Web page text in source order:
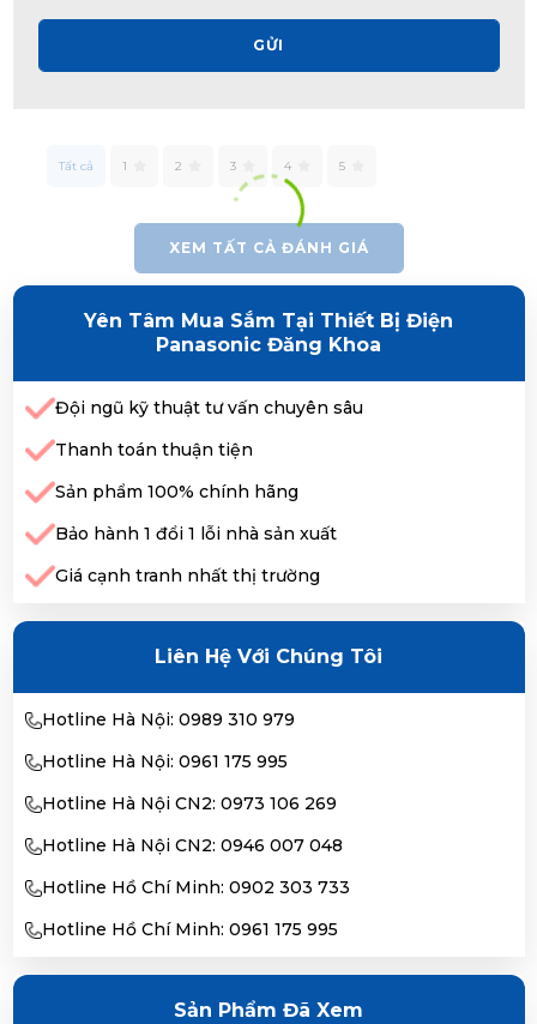
GỬI
Tất cả 1 2 3 4 5
XEM TẤT CẢ ĐÁNH GIÁ
Yên Tâm Mua Sắm Tại Thiết Bị Điện
Panasonic Đăng Khoa
Đội ngũ kỹ thuật tư vấn chuyên sâu
Thanh toán thuận tiện
Sản phẩm 100% chính hãng
Bảo hành 1 đổi 1 lỗi nhà sản xuất
Giá cạnh tranh nhất thị trường
Liên Hệ Với Chúng Tôi
Hotline Hà Nội: 0989 310 979
Hotline Hà Nội: 0961 175 995
Hotline Hà Nội CN2: 0973 106 269
Hotline Hà Nội CN2: 0946 007 048
Hotline Hồ Chí Minh: 0902 303 733
Hotline Hồ Chí Minh: 0961 175 995
Sản Phẩm Đã Xem